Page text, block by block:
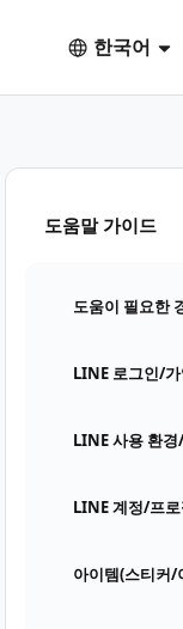
한국어
도움말 가이드
도움이 필요한
LINE 로그인/가
LINE 사용 환경
LINE 계정/프로
아이템(스티커/